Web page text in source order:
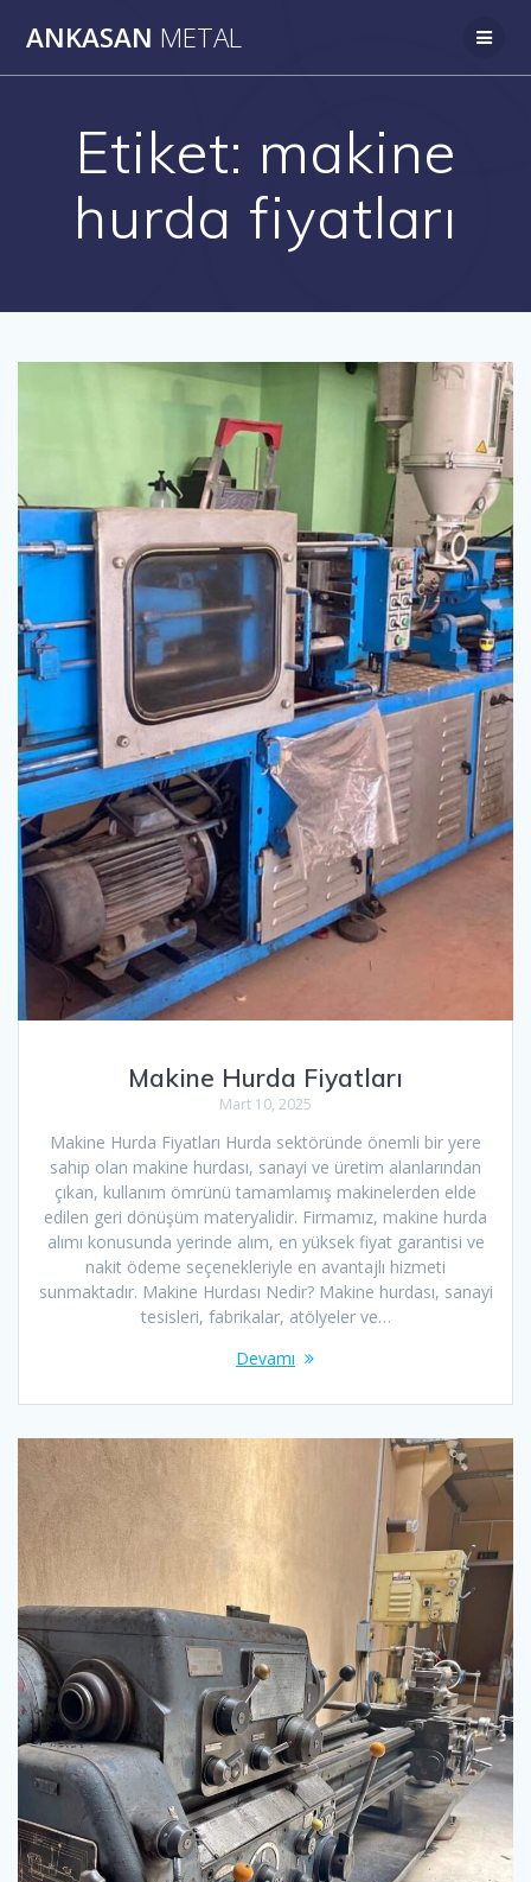
ANKASAN METAL
Etiket: makine
hurda fiyatları
Makine Hurda Fiyatları
Mart 10, 2025
Makine Hurda Fiyatları Hurda sektöründe önemli bir yere
sahip olan makine hurdası, sanayi ve üretim alanlarından
çıkan, kullanım ömrünü tamamlamış makinelerden elde
edilen geri dönüşüm materyalidir. Firmamız, makine hurda
alımı konusunda yerinde alım, en yüksek fiyat garantisi ve
nakit ödeme seçenekleriyle en avantajlı hizmeti
sunmaktadır. Makine Hurdası Nedir? Makine hurdası, sanayi
tesisleri, fabrikalar, atölyeler ve…
Devamı